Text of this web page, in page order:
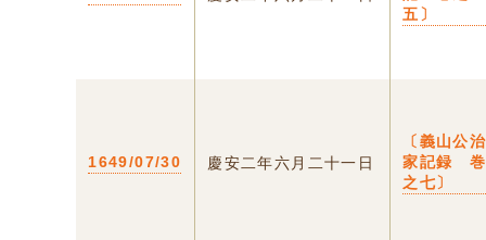
五〕
1649/07/30 慶安二年六月二十一日
〔義山公治
家記録 巻
之七〕